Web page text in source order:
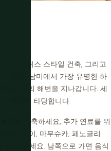
에 스위스 스타일 건축, 그리고
프로, 남미에서 가장 유명한 하
운 물의 해변을 지나갑니다. 세
주장은 타당합니다.
자를 비축하세요, 추가 연료를 위
라파 누이, 마무슈카, 페노글리
잘 먹으세요. 남쪽으로 가면 음식